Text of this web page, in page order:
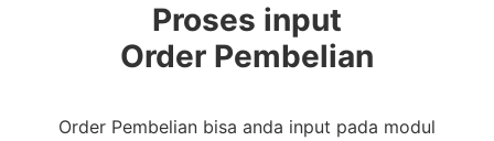
Proses input
Order Pembelian
Order Pembelian bisa anda input pada modul